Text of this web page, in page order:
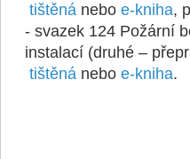
tištěná nebo e-kniha,
- svazek 124 Požární
instalací (druhé –
tištěná nebo e-kniha.